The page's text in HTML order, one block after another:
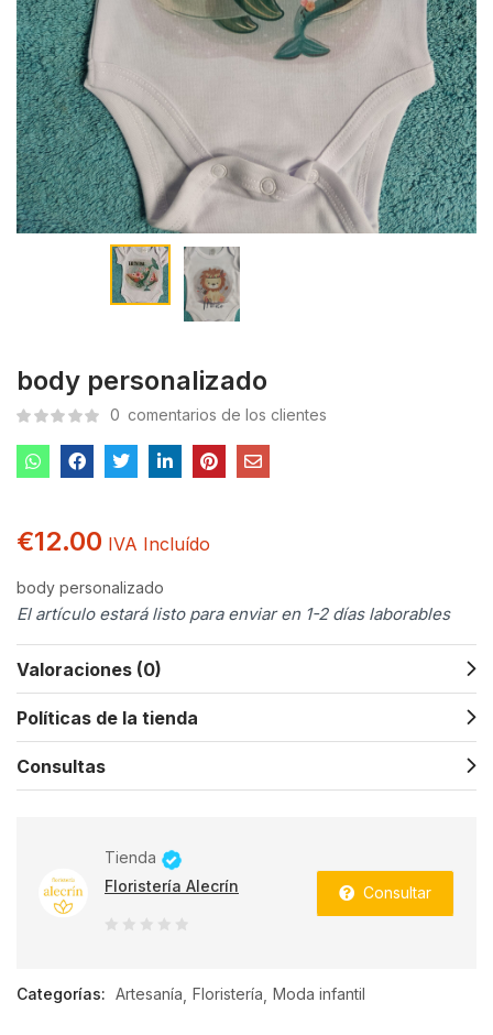
body personalizado
0 comentarios de los clientes
€12.00 IVA Incluído
body personalizado
El artículo estará listo para enviar en 1-2 días laborables
Valoraciones (0)
Políticas de la tienda
Consultas
Tienda
Floristería Alecrín
Consultar
Categorías: Artesanía Floristería Moda infantil